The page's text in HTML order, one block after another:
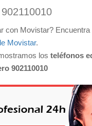
902110010
con Movistar? Encuentra
Movistar.
los teléfonos
902110010